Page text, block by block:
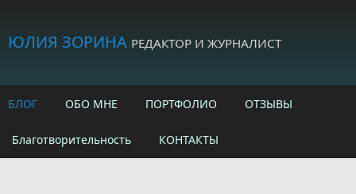
ЮЛИЯ ЗОРИНА РЕДАКТОР И ЖУРНАЛИСТ
БЛОГ ОБО МНЕ ПОРТФОЛИО ОТЗЫВЫ
Благотворительность КОНТАКТЫ